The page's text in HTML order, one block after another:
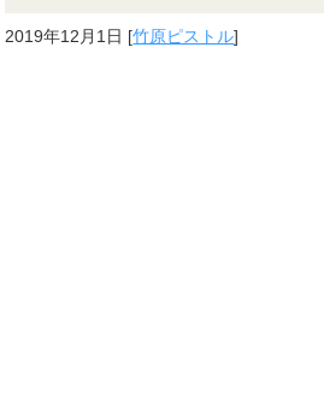
2019年12月1日 [竹原ピストル]